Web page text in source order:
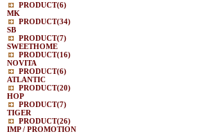
PRODUCT(6)
MK
PRODUCT(34)
SB
PRODUCT(7)
SWEETHOME
PRODUCT(16)
NOVITA
PRODUCT(6)
ATLANTIC
PRODUCT(20)
HOP
PRODUCT(7)
TIGER
PRODUCT(26)
IMP / PROMOTION